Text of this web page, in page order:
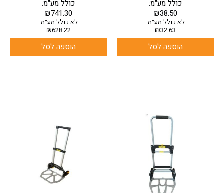
₪38.50
כולל מע"מ:
לא כולל מע״מ:
₪32.63
הוספה לסל
₪741.30
כולל מע"מ:
לא כולל מע״מ:
₪628.22
הוספה לסל